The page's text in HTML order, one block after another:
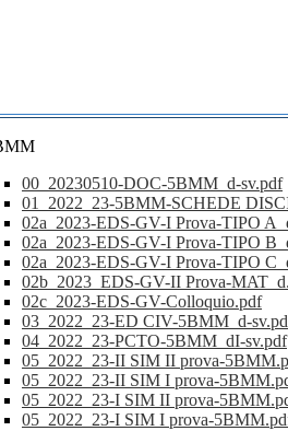
00_20230510-DOC-5BMM_d-sv.pdf
01_2022_23-5BMM-SCHEDE
02a_2023-EDS-GV-I Prova-TIPO
02a_2023-EDS-GV-I Prova-TIPO
02a_2023-EDS-GV-I Prova-TIPO
02b_2023_EDS-GV-II Prova-
02c_2023-EDS-GV-Colloquio.pdf
03_2022_23-ED CIV-5BMM_d-
04_2022_23-PCTO-5BMM_dI-sv.pdf
05_2022_23-II SIM II prova-
05_2022_23-II SIM I prova-
05_2022_23-I SIM II prova-
05_2022_23-I SIM I prova-